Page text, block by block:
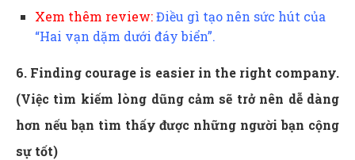
Xem thêm review:Điều gì tạo nên sức hút của
“Hai vạn dặm dưới đáy biển”.
6. Finding courage is easier in the right company.
(Việc tìm kiếm lòng dũng cảm sẽ trở nên dễ dàng
hơn nếu bạn tìm thấy được những người bạn cộng
sự tốt)